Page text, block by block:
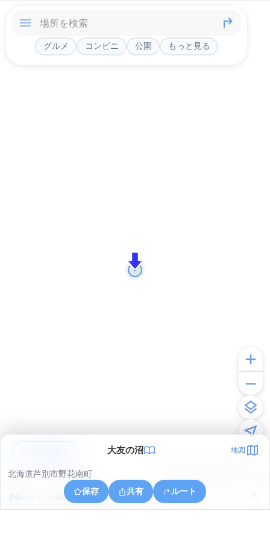
グルメ コンビニ 公園 もっと見る
大友の沼 地図
北海道芦別市野花南町
保存
共有 ルート
北海道芦別市野花南町